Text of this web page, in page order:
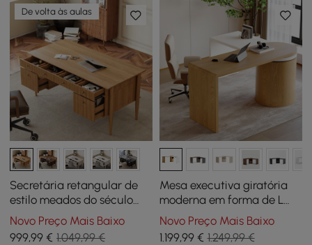
De volta às aulas
Secretária retangular de
estilo meados do século
com 6 gavetas 163 cm,
natural
Novo Preço Mais Baixo
999,99 € 1.049,99 €
Mesa executiva giratória
moderna em forma de L
com armário e 2 gavetas
(1520 mm)
Novo Preço Mais Baixo
1.199,99€ 1.249,99 €